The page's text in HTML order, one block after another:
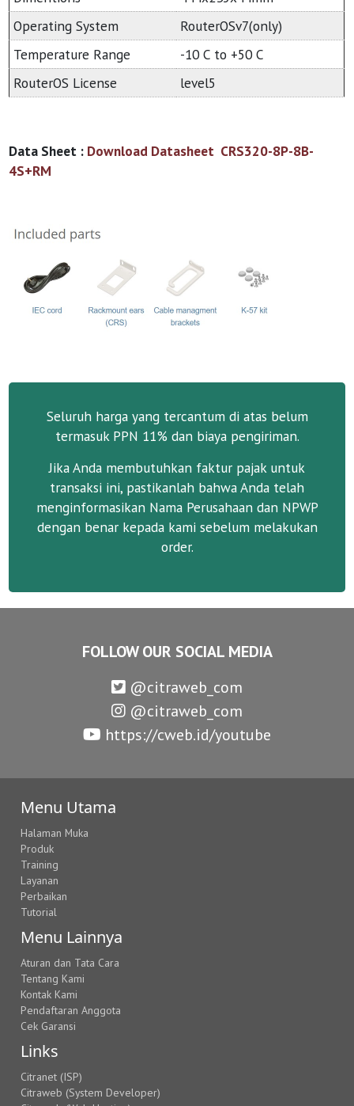
Operating System
RouterOSv7(only)
Temperature Range
-10 C to +50 C
RouterOS License
level5
Data Sheet : Download Datasheet CRS320-8P-8B-
4S+RM
Seluruh harga yang tercantum di atas belum
termasuk PPN 11% dan biaya pengiriman.
Jika Anda membutuhkan faktur pajak untuk
transaksi ini, pastikanlah bahwa Anda telah
menginformasikan Nama Perusahaan dan NPWP
dengan benar kepada kami sebelum melakukan
order.
FOLLOW OUR SOCIAL MEDIA
@citraweb_com
@citraweb_com
https://cweb.id/youtube
Menu Utama
Halaman Muka
Produk
Training
Layanan
Perbaikan
Tutorial
Menu Lainnya
Aturan dan Tata Cara
Tentang Kami
Kontak Kami
Pendaftaran Anggota
Cek Garansi
Links
Citranet (ISP)
Citraweb (System Developer)